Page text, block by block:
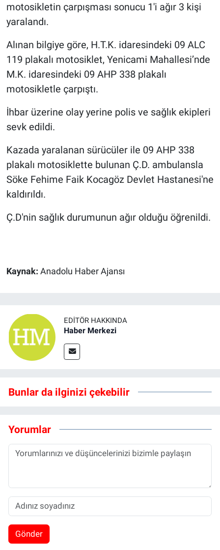
motosikletin çarpışması sonucu 1'i ağır 3 kişi
yaralandı.
Alınan bilgiye göre, H.T.K. idaresindeki 09 ALC
119 plakalı motosiklet, Yenicami Mahallesi’nde
M.K. idaresindeki 09 AHP 338 plakalı
motosikletle çarpıştı.
İhbar üzerine olay yerine polis ve sağlık ekipleri
sevk edildi.
Kazada yaralanan sürücüler ile 09 AHP 338
plakalı motosiklette bulunan Ç.D. ambulansla
Söke Fehime Faik Kocagöz Devlet Hastanesi'ne
kaldırıldı.
Ç.D'nin sağlık durumunun ağır olduğu öğrenildi.
Kaynak: Anadolu Haber Ajansı
EDITÖR HAKKINDA
Haber Merkezi
Bunlar da ilginizi çekebilir
Yorumlar
Gönder